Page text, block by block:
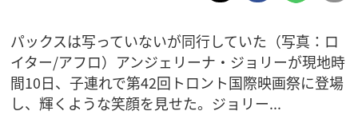
パックスは写っていないが同行していた（写真：ロ
イター/アフロ）アンジェリーナ・ジョリーが現地時
間10日、子連れで第42回トロント国際映画祭に登場
し、輝くような笑顔を見せた。ジョリー...